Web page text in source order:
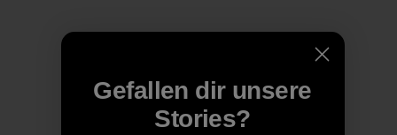
Gefallen dir unsere
Stories?